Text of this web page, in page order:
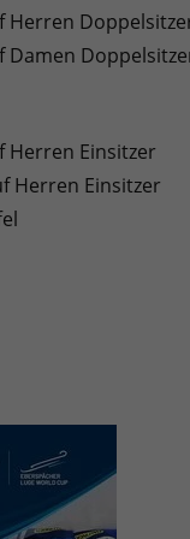
Einsitzer
Einsitzer